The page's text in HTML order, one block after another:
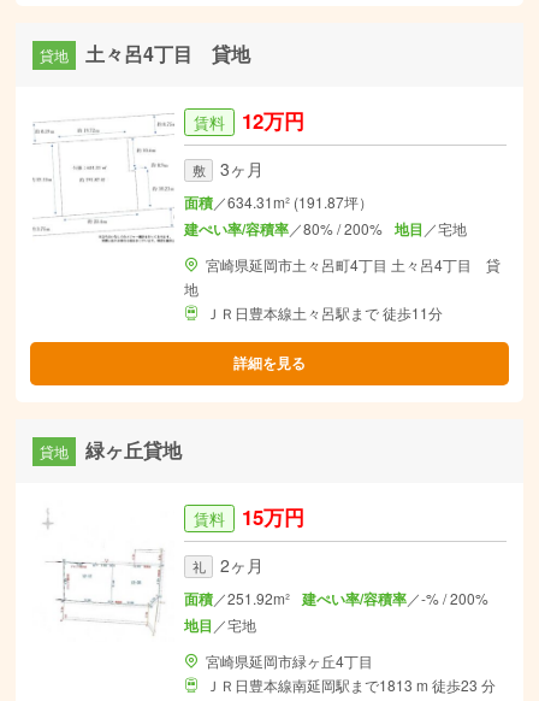
貸地 土々呂4丁目 貸地
賃料 12万円
敷 3ヶ月
面積／634.31m² (191.87坪）
建ぺい率/容積率／80% / 200% 地目 ／宅地
宮崎県延岡市土々呂町4丁目 土々呂4丁目 貸
地
ＪＲ日豊本線土々呂駅まで 徒歩11分
詳細を見る
貸地 緑ヶ丘貸地
賃料 15万円
礼 2ヶ月
面積／251.92m² 建ぺい率/容積率／-% / 200%
地目 ／宅地
宮崎県延岡市緑ヶ丘4丁目
ＪＲ日豊本線南延岡駅まで1813 m 徒歩23 分